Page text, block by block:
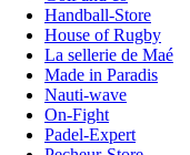
Handball-Store
House of Rugby
La sellerie de Maé
Made in Paradis
Nauti-wave
On-Fight
Padel-Expert